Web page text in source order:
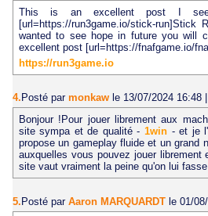
This is an excellent post I
[url=https://run3game.io/stick-
wanted to see hope in future you will
excellent post [url=https://fnafgame.io/
https://run3game.io
4. Posté par monkaw le 13/07/2024 16:48
Bonjour !Pour jouer librement aux
site sympa et de qualité - 1win- et je
propose un gameplay fluide et un grand
auxquelles vous pouvez jouer
site vaut vraiment la peine qu'on lui
5. Posté par Aaron MARQUARDT le 01/